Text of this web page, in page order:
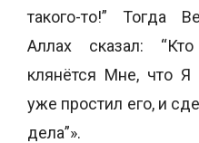
такого-то!” Тогда
Аллах сказал:
клянётся Мне, что Я
уже простил его, и
дела”».